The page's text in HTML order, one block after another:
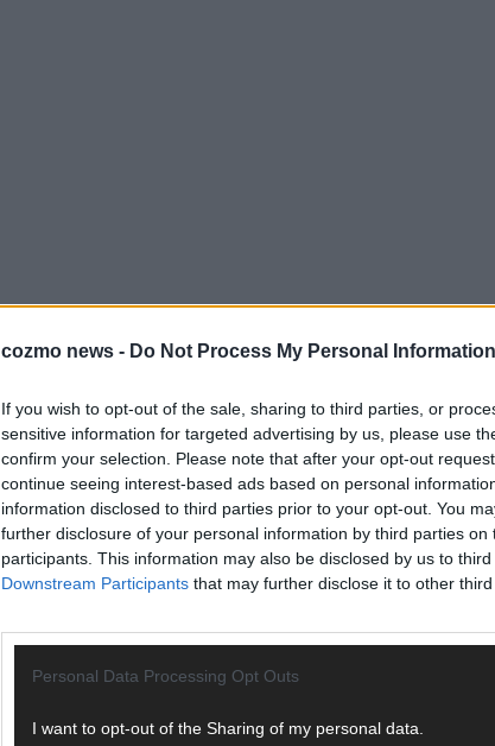
cozmo news - Do Not Process My Personal Information
If you wish to opt-out of the sale, sharing to third parties, or
sensitive information for targeted advertising by us, please use
confirm your selection. Please note that after your opt-out
continue seeing interest-based ads based on personal
information disclosed to third parties prior to your opt-out. You
further disclosure of your personal information by third parties on
participants. This information may also be disclosed by us to
Downstream Participants that may further disclose it to other third
Personal Data Processing Opt Outs
I want to opt-out of the Sharing of my personal data.